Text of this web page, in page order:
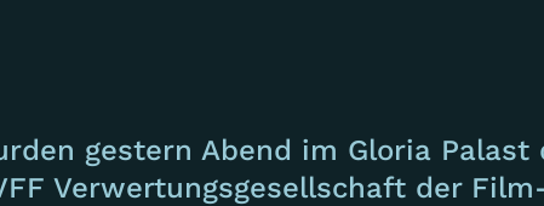
gestern Abend im Gloria
Verwertungsgesellschaft der